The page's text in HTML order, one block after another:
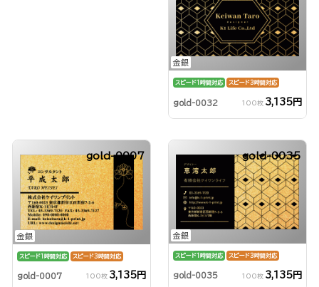
金銀
スピード1時間対応 スピード3時間対応
gold-0032 100枚 3,135円
金銀
gold-0007
スピード1時間対応 スピード3時間対応
gold-0007 100枚 3,135円
金銀
gold-0035
スピード1時間対応 スピード3時間対応
gold-0035 100枚 3,135円